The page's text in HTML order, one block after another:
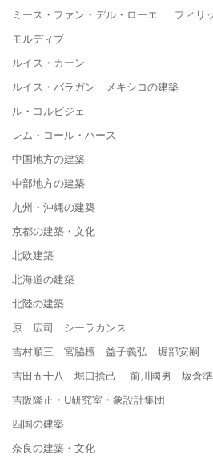
ミース・ファン・デル・ローエ フィリ
モルディブ
ルイス・カーン
ルイス・バラガン メキシコの建築
ル・コルビジェ
レム・コール・ハース
中国地方の建築
中部地方の建築
九州・沖縄の建築
京都の建築・文化
北欧建築
北海道の建築
北陸の建築
原 広司 シーラカンス
吉村順三 宮脇檀 益子義弘 堀部安嗣
吉田五十八 堀口捨己 前川國男 坂倉
吉阪隆正・U研究室・象設計集団
四国の建築
奈良の建築・文化